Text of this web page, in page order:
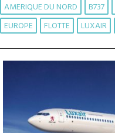
AMERIQUE DU NORD B737
EUROPE
FLOTTE LUXAIR